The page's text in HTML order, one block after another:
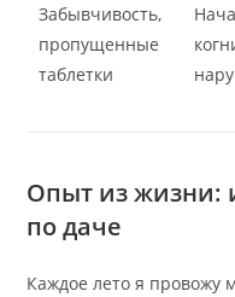
Забывчивость,
пропущенные
таблетки
Опыт из жизни:
по даче
Каждое лето я провожу